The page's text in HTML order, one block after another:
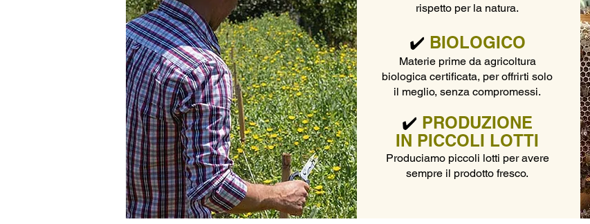
rispetto per la natura.
✔️ BIOLOGICO
Materie prime da agricoltura
biologica certificata, per offrirti solo
il meglio, senza compromessi.
✔️ PRODUZIONE
IN PICCOLI LOTTI
Produciamo piccoli lotti per avere
sempre il prodotto fresco.